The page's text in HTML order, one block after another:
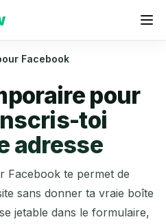
Facebook
pour
toi
adresse
Facebook te permet de
sans donner ta vraie boîte
jetable dans le formulaire,